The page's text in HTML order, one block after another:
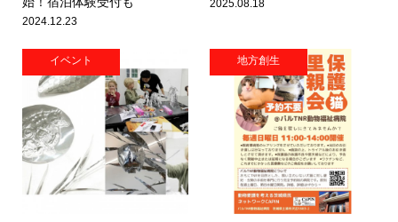
2024.12.23
2025.08.18
イベント 地方創生